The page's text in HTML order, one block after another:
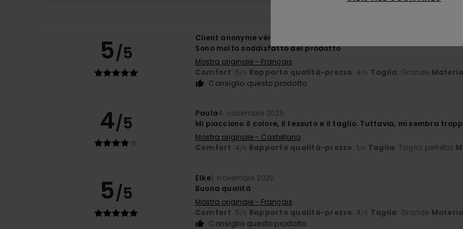
5/5
Client anonyme vérifié
Sono molto soddisfatto del prodotto
Mostra originale - Français
Comfort: 5/5 Rapporto qualità-prezzo: 4/5 Taglia: Grande
Consiglio questo prodotto
4/5 Paula4. novembre 2025
Mi piacciono il colore, il tessuto e il taglio. Tuttavia, mi sembra
Mostra originale - Castellano
Comfort: 4/5 Rapporto qualità-prezzo: 1/5 Taglia: Taglia perfetta
5/5
Elke1. novembre 2025
Buona qualità
Mostra originale - Français
Comfort: 5/5 Rapporto qualità-prezzo: 4/5 Taglia: Grande
Consiglio questo prodotto